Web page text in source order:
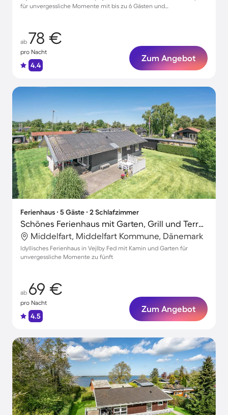
für unvergessliche Momente mit bis zu 6 Gästen und
ab 78 €
pro Nacht
4.4
Zum Angebot
Ferienhaus ∙ 5 Gäste ∙ 2 Schlafzimmer
Schönes Ferienhaus mit Garten, Grill und Terrasse
Middelfart, Middelfart Kommune, Dänemark
Idyllisches Ferienhaus in Vejlby Fed mit Kamin und Garten für
unvergessliche Momente zu fünft
ab 69 €
pro Nacht
4.5
Zum Angebot